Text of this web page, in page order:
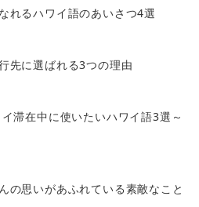
れるハワイ語のあいさつ4選
先に選ばれる3つの理由
滞在中に使いたいハワイ語3選～
の思いがあふれている素敵なこと